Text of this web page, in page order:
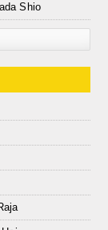
Shio